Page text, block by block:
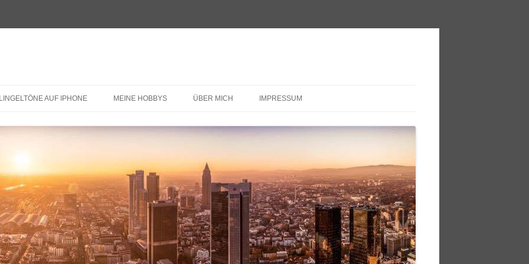
AUF IPHONE MEINE HOBBYS ÜBER MICH IMPRESSUM